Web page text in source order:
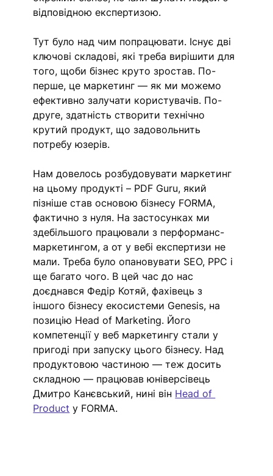
відповідною експертизою.
Тут було над чим попрацювати. Існує дві
ключові складові, які треба вирішити для
того, щоби бізнес круто зростав. По-
перше, це маркетинг — як ми можемо
ефективно залучати користувачів. По-
друге, здатність створити технічно
крутий продукт, що задовольнить
потребу юзерів.
Нам довелось розбудовувати маркетинг
на цьому продукті – PDF Guru, який
пізніше став основою бізнесу FORMA,
фактично з нуля. На застосунках ми
здебільшого працювали з перформанс-
маркетингом, а от у вебі експертизи не
мали. Треба було опановувати SEO, PPC і
ще багато чого. В цей час до нас
доєднався Федір Котяй, фахівець з
іншого бізнесу екосистеми Genesis, на
позицію Head of Marketing. Його
компетенції у веб маркетингу стали у
пригоді при запуску цього бізнесу. Над
продуктовою частиною — теж досить
складною — працював юніверсівець
Дмитро Канєвський, нині він Head of
Product у FORMA.